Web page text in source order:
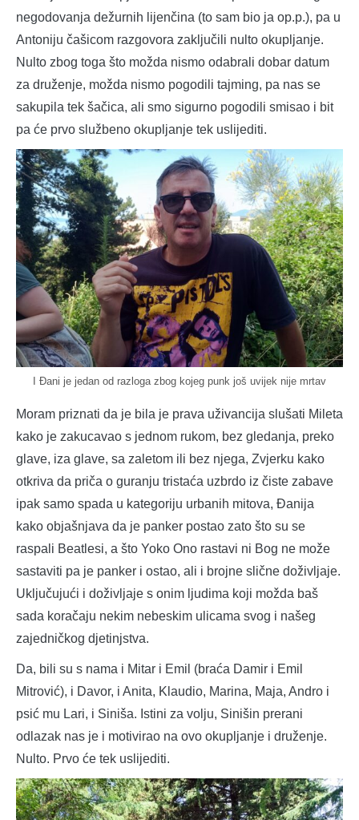
negodovanja dežurnih lijenčina (to sam bio ja op.p.), pa u
Antoniju čašicom razgovora zaključili nulto okupljanje.
Nulto zbog toga što možda nismo odabrali dobar datum
za druženje, možda nismo pogodili tajming, pa nas se
sakupila tek šačica, ali smo sigurno pogodili smisao i bit
pa će prvo službeno okupljanje tek uslijediti.
I Đani je jedan od razloga zbog kojeg punk još uvijek nije mrtav
Moram priznati da je bila je prava uživancija slušati Mileta
kako je zakucavao s jednom rukom, bez gledanja, preko
glave, iza glave, sa zaletom ili bez njega, Zvjerku kako
otkriva da priča o guranju tristaća uzbrdo iz čiste zabave
ipak samo spada u kategoriju urbanih mitova, Đanija
kako objašnjava da je panker postao zato što su se
raspali Beatlesi, a što Yoko Ono rastavi ni Bog ne može
sastaviti pa je panker i ostao, ali i brojne slične doživljaje.
Uključujući i doživljaje s onim ljudima koji možda baš
sada koračaju nekim nebeskim ulicama svog i našeg
zajedničkog djetinjstva.
Da, bili su s nama i Mitar i Emil (braća Damir i Emil
Mitrović), i Davor, i Anita, Klaudio, Marina, Maja, Andro i
psić mu Lari, i Siniša. Istini za volju, Sinišin prerani
odlazak nas je i motivirao na ovo okupljanje i druženje.
Nulto. Prvo će tek uslijediti.